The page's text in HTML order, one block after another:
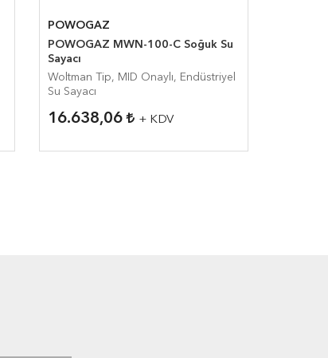
POWOGAZ
POWOGAZ MWN-100-C Soğuk Su
Sayacı
Woltman Tip, MID Onaylı, Endüstriyel
Su Sayacı
16.638,06 + KDV